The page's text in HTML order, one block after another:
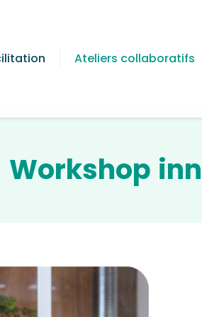
Ateliers collaboratifs
Workshop